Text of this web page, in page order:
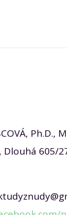
Ph.D.,
Dlouhá 605/